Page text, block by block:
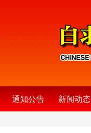
通知公告 新闻动态